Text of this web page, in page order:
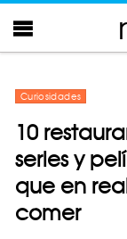
Curiosidades
10
series y
que en
comer